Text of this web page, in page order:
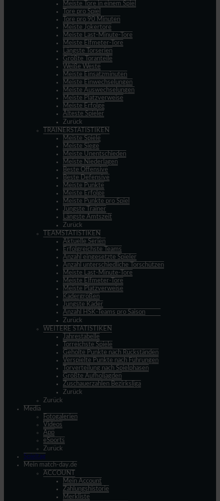
Meiste Tore in einem Spiel
Tore pro Spiel
Tore pro 90 Minuten
Meiste Jokertore
Meiste Last-Minute-Tore
Meiste Elfmeter-Tore
Längste Torserien
Größte Toranteile
Weiße Weste
Meiste Einsatzminuten
Meiste Einwechselungen
Meiste Auswechselungen
Meiste Platzverweise
Meiste Erfolge
Älteste Spieler
Zurück
TRAINERSTATISTIKEN
Meiste Spiele
Meiste Siege
Meiste Unentschieden
Meiste Niederlagen
Beste Offensive
Beste Defensive
Meiste Punkte
Meiste Erfolge
Meiste Punkte pro Spiel
Jüngste Trainer
Längste Amtszeit
Zurück
TEAMSTATISTIKEN
Aktuelle Serien
Erfolgreichste Teams
Anzahl eingesetzte Spieler
Anzahl unterschiedliche Torschützen
Meiste Last-Minute-Tore
Meiste Elfmeter-Tore
Meiste Platzverweise
Kadergrößen
Jüngste Kader
Anzahl HSK-Teams pro Saison
Zurück
WEITERE STATISTIKEN
Jahrestabelle
Torreichste Spiele
Geholte Punkte nach Rückständen
Verspielte Punkte nach Führungen
Torverteilung nach Spielphasen
Größte Aufholjagden
Zuschauerzahlen Bezirksliga
Zurück
Zurück
Media
Fotogalerien
Videos
App
eSports
Zurück
Spieltag
Mein match-day.de
ACCOUNT
Mein Account
Zahlungshistorie
Merkliste